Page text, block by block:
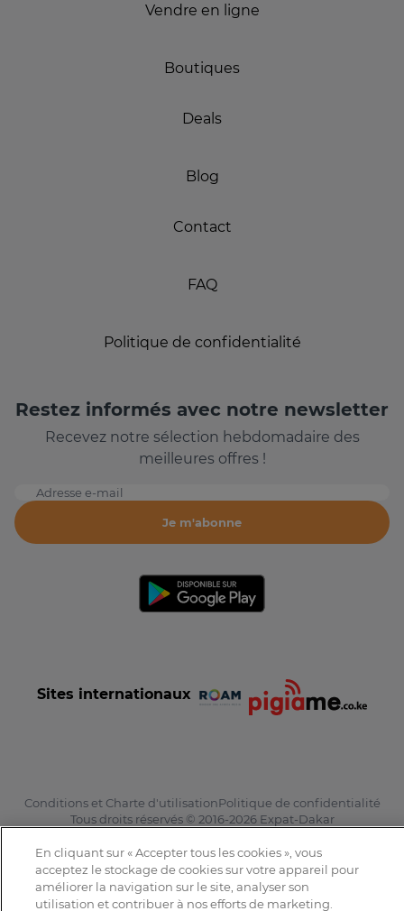
Vendre en ligne
Boutiques
Deals
Blog
Contact
FAQ
Politique de confidentialité
Restez informés avec notre newsletter
Recevez notre sélection hebdomadaire des
meilleures offres !
Adresse e-mail
Je m'abonne
Sites internationaux
Conditions et Charte d'utilisationPolitique de confidentialité
Tous droits réservés © 2016-2026 Expat-Dakar
En cliquant sur « Accepter tous les cookies », vous
acceptez le stockage de cookies sur votre appareil pour
améliorer la navigation sur le site, analyser son
utilisation et contribuer à nos efforts de marketing.